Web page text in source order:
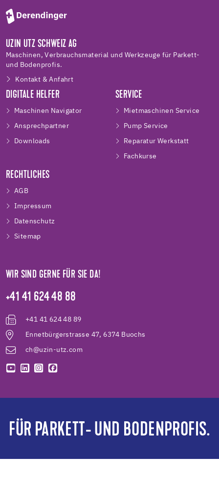
UZIN UTZ SCHWEIZ AG
Maschinen, Verbrauchsmaterial und Werkzeuge für Parkett-
und Bodenprofis.
Kontakt & Anfahrt
DIGITALE HELFER
Maschinen Navigator
Ansprechpartner
Downloads
SERVICE
Mietmaschinen Service
Pump Service
Reparatur Werkstatt
Fachkurse
RECHTLICHES
AGB
Impressum
Datenschutz
Sitemap
WIR SIND GERNE FÜR SIE DA!
+41 41 624 48 88
+41 41 624 48 89
Ennetbürgerstrasse 47, 6374 Buochs
ch@uzin-utz.com
FÜR PARKETT- UND BODENPROFIS.